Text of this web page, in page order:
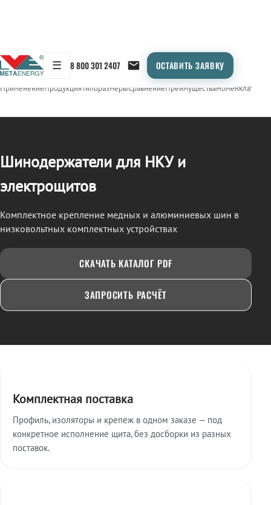
☰ 8 800 301 2407 ОСТАВИТЬ ЗАЯВКУ
← Продукция/ШИНОДЕРЖАТЕЛИ
ПрименениеПродукцияТипоразмерыСравнениеПреимуществаНоменклатура
Шинодержатели для НКУ и
электрощитов
Комплектное крепление медных и алюминиевых шин в
низковольтных комплектных устройствах
СКАЧАТЬ КАТАЛОГ PDF
ЗАПРОСИТЬ РАСЧЁТ
Комплектная поставка
Профиль, изоляторы и крепёж в одном заказе — под
конкретное исполнение щита, без досборки из разных
поставок.